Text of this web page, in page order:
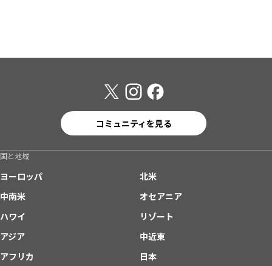
コミュニティを見る
国と地域
ヨーロッパ
北米
中南米
オセアニア
ハワイ
リゾート
アジア
中近東
アフリカ
日本